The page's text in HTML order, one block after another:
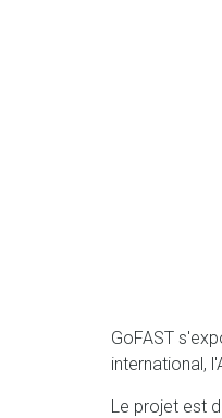
GoFAST
international,
Le projet est